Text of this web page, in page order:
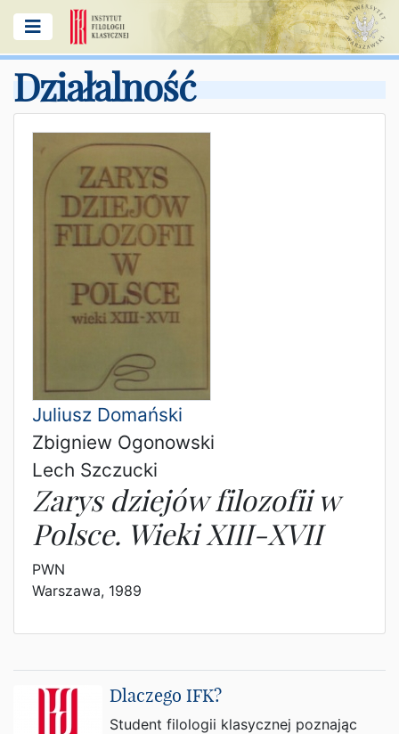
Działalność
Juliusz Domański
Zbigniew Ogonowski
Lech Szczucki
Zarys dziejów filozofii w
Polsce. Wieki XIII-XVII
PWN
Warszawa, 1989
Dlaczego IFK?
Student filologii klasycznej poznając